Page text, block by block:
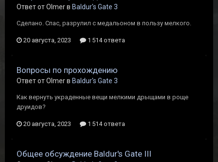
Ответ от Olmer в Baldur's Gate 3
Сделано. Спас, разрулил с медальоном в пользу мелкого.
20 августа, 2023 1 514 ответа
Вопросы по прохождению
Ответ от Olmer в Baldur's Gate 3
Как вернуть украденные вещи мелкими дрыщами в роще
друидов?
20 августа, 2023 1 514 ответа
Общее обсуждение Baldur's Gate III